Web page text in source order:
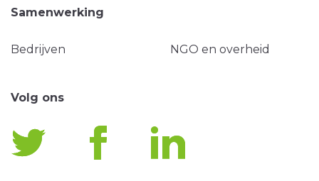
Samenwerking
Bedrijven NGO en overheid
Volg ons